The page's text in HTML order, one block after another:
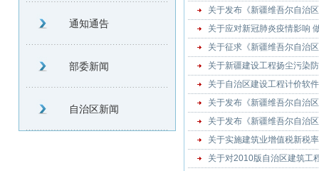
通知通告
部委新闻
自治区新闻
关于发布《新疆维吾尔自治
关于应对新冠肺炎疫情影响
关于征求《新疆维吾尔自治
关于新疆建设工程扬尘污染
关于自治区建设工程计价软
关于发布《新疆维吾尔自治
关于发布《新疆维吾尔自治
关于实施建筑业增值税新税
关于对2010版自治区建筑工